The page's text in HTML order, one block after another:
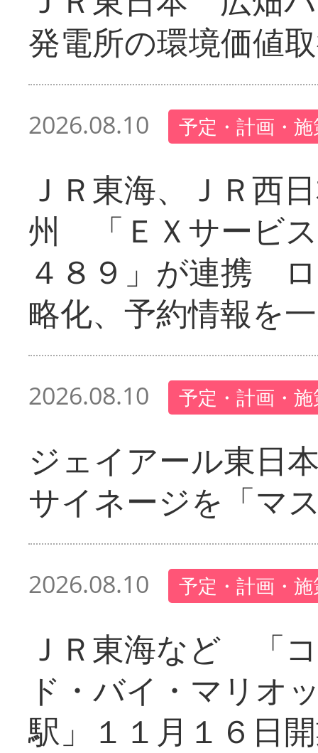
発電所の環境価値
2026.08.10 予定・計画・
ＪＲ東海、ＪＲ西
州 「ＥＸサービ
４８９」が連携
略化、予約情報を
2026.08.10 予定・計画・
ジェイアール東日
サイネージを「マ
2026.08.10 予定・計画・
ＪＲ東海など 「
ド・バイ・マリオ
駅」１１月１６日